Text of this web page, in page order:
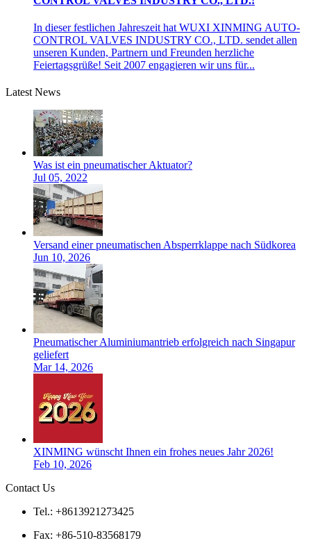
In dieser festlichen Jahreszeit hat WUXI XINMING AUTO-
CONTROL VALVES INDUSTRY CO., LTD. sendet allen
unseren Kunden, Partnern und Freunden herzliche
Feiertagsgrüße! Seit 2007 engagieren wir uns für...
Latest News
Was ist ein pneumatischer Aktuator?
Jul 05, 2022
Versand einer pneumatischen Absperrklappe nach Südkorea
Jun 10, 2026
Pneumatischer Aluminiumantrieb erfolgreich nach Singapur
geliefert
Mar 14, 2026
XINMING wünscht Ihnen ein frohes neues Jahr 2026!
Feb 10, 2026
Contact Us
Tel.: +8613921273425
Fax: +86-510-83568179